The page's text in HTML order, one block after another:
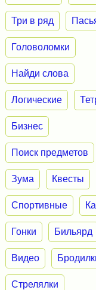
Три в ряд
Головоломки
Найди слова
Логические
Бизнес
Поиск предметов
Зума Квесты
Спортивные
Гонки Бильярд
Видео
Стрелялки